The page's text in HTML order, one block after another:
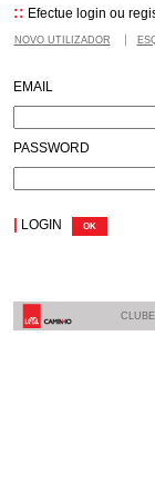
:: Efectue login ou
NOVO UTILIZADOR
EMAIL
PASSWORD
| LOGIN